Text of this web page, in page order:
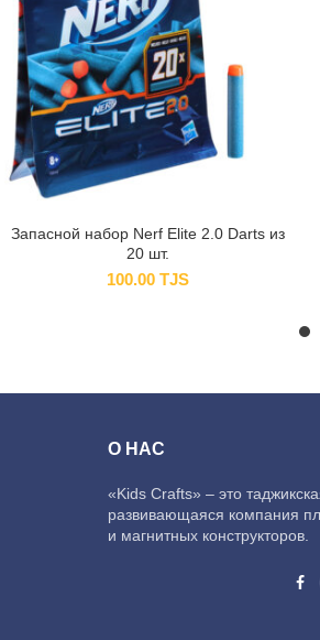
Запасной набор Nerf Elite 2.0 Darts из
20 шт.
100.00 TJS
О НАС
«Kids Crafts» – это
развивающаяся компания
и магнитных конструкторов.